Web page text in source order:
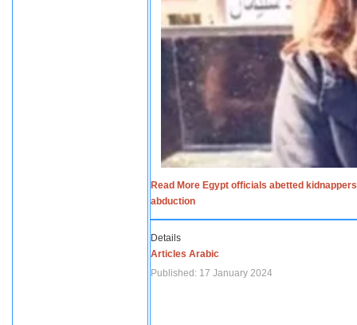
Read More Egypt officials abetted
abduction
Details
Articles Arabic
Published: 17 January 2024